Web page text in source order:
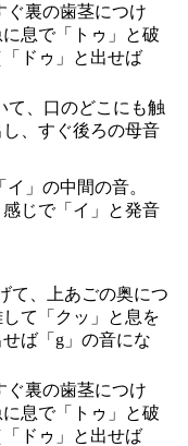
ぐ裏の歯茎につけ
息で「トゥ」と破
ドゥ」と出せば
て、口のどこにも触
、すぐ後ろの母音
」の中間の音。
感じで「イ」と発音
て、上あごの奥につ
て「クッ」と息を
ば「g」の音にな
ぐ裏の歯茎につけ
息で「トゥ」と破
ドゥ」と出せば